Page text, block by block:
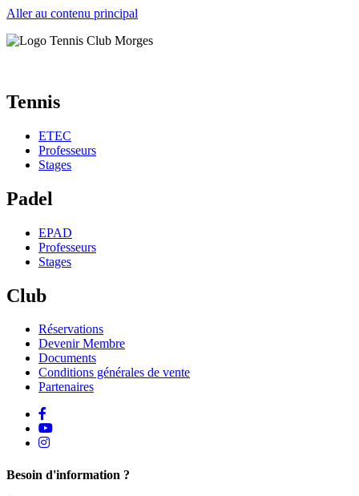
Aller au contenu principal
Tennis
ETEC
Professeurs
Stages
Padel
EPAD
Professeurs
Stages
Club
Réservations
Devenir Membre
Documents
Conditions générales de vente
Partenaires
Youtube
instagram
Besoin d'information ?